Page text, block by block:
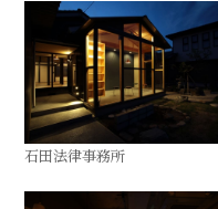
石田法律事務所